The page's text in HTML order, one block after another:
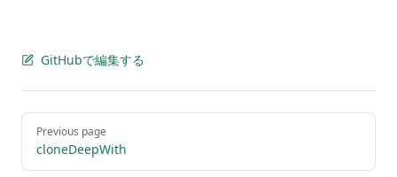
GitHubで編集する
Pager
Previous page
cloneDeepWith